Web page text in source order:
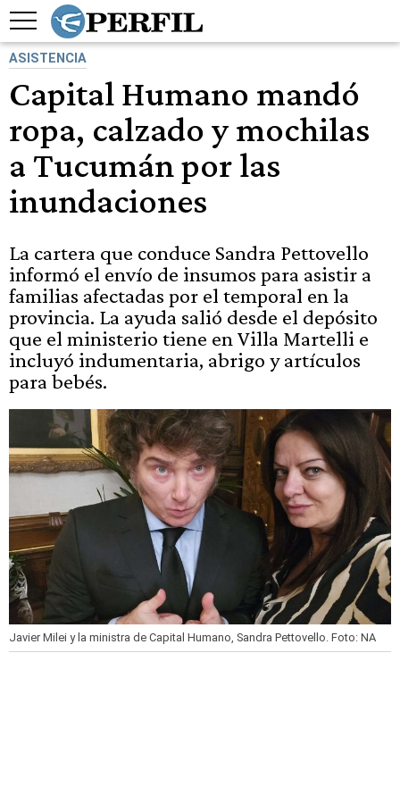
ASISTENCIA
Capital Humano mandó
ropa, calzado y mochilas
a Tucumán por las
inundaciones
La cartera que conduce Sandra Pettovello
informó el envío de insumos para asistir a
familias afectadas por el temporal en la
provincia. La ayuda salió desde el depósito
que el ministerio tiene en Villa Martelli e
incluyó indumentaria, abrigo y artículos
para bebés.
Javier Milei y la ministra de Capital Humano, Sandra Pettovello. Foto: NA